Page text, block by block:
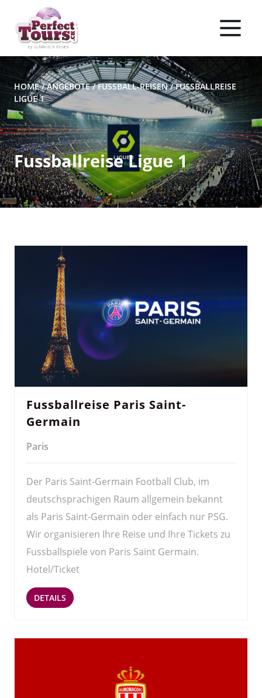
HOME/ANGEBOTE/FUSSBALL-REISEN/FUSSBALLREISE
LIGUE 1
Fussballreise Ligue 1
Fussballreise Paris Saint-
Germain
Paris
Der Paris Saint-Germain Football Club, im
deutschsprachigen Raum allgemein bekannt
als Paris Saint-Germain oder einfach nur PSG.
Wir organisieren Ihre Reise und Ihre Tickets zu
Fussballspiele von Paris Saint Germain.
Hotel/Ticket
DETAILS